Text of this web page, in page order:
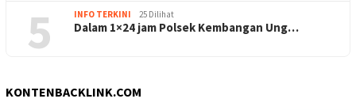
5 INFO TERKINI 25 Dilihat
Dalam 1×24 jam Polsek Kembangan Ung…
KONTENBACKLINK.COM